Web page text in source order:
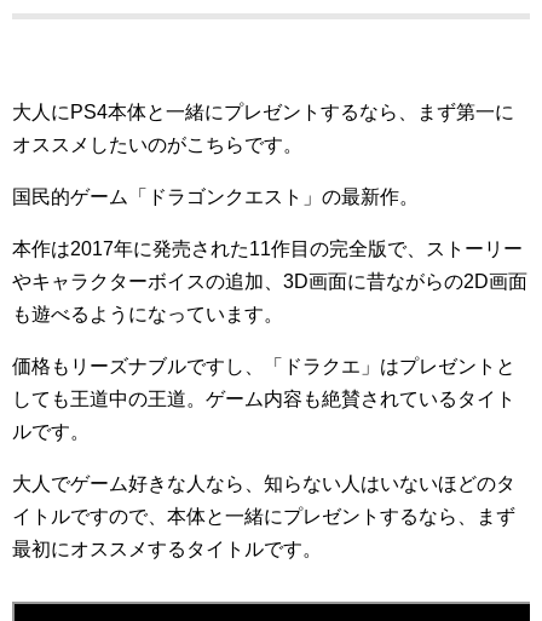
大人にPS4本体と一緒にプレゼントするなら、まず第一に
オススメしたいのがこちらです。
国民的ゲーム「ドラゴンクエスト」の最新作。
本作は2017年に発売された11作目の完全版で、ストーリー
やキャラクターボイスの追加、3D画面に昔ながらの2D画面
も遊べるようになっています。
価格もリーズナブルですし、「ドラクエ」はプレゼントと
しても王道中の王道。ゲーム内容も絶賛されているタイト
ルです。
大人でゲーム好きな人なら、知らない人はいないほどのタ
イトルですので、本体と一緒にプレゼントするなら、まず
最初にオススメするタイトルです。